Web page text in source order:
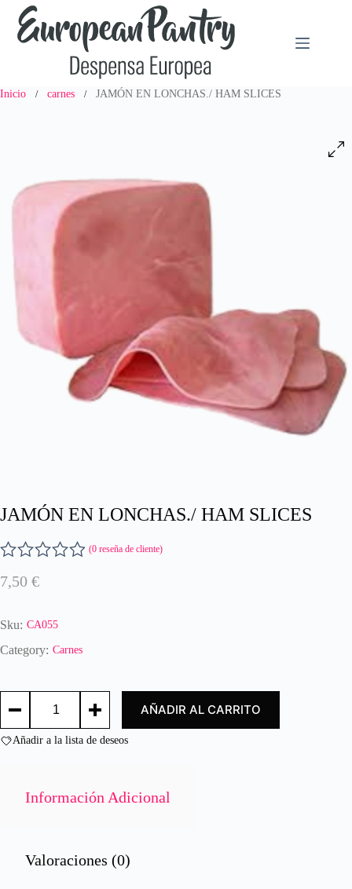
Saltar
contenido
Inicio / carnes / JAMÓN EN LONCHAS./ HAM SLICES
JAMÓN EN LONCHAS./ HAM SLICES
V
a
o
a
n
0
(0 reseña de cliente)
7,50 €
Sku: CA055
Category: Carnes
EN
HAM
AÑADIR AL CARRITO
Añadir a la lista de deseos
Información Adicional
Valoraciones (0)